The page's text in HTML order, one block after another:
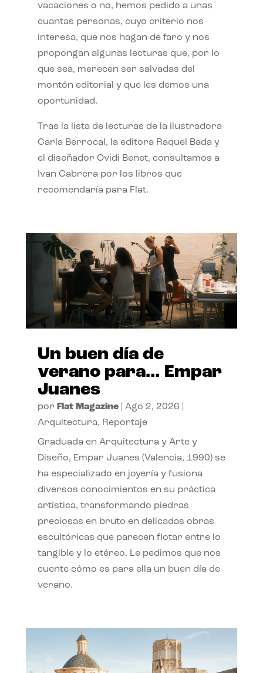
vacaciones o no, hemos pedido a unas
cuantas personas, cuyo criterio nos
interesa, que nos hagan de faro y nos
propongan algunas lecturas que, por lo
que sea, merecen ser salvadas del
montón editorial y que les demos una
oportunidad.
Tras la lista de lecturas de la ilustradora
Carla Berrocal, la editora Raquel Bada y
el diseñador Ovidi Benet, consultamos a
Ivan Cabrera por los libros que
recomendaría para Flat.
Un buen día de
verano para… Empar
Juanes
por Flat Magazine| Ago 2, 2026
Arquitectura, Reportaje
Graduada en Arquitectura y Arte y
Diseño, Empar Juanes (Valencia, 1990) se
ha especializado en joyería y fusiona
diversos conocimientos en su práctica
artística, transformando piedras
preciosas en bruto en delicadas obras
escultóricas que parecen flotar entre lo
tangible y lo etéreo. Le pedimos que nos
cuente cómo es para ella un buen día de
verano.